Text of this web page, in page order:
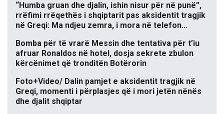
“Humba gruan dhe djalin, ishin nisur për në punë”,
rrëfimi rrëqethës i shqiptarit pas aksidentit tragjik
në Greqi: Ma ndjeu zemra, i mora në telefon…
Bomba për të vrarë Messin dhe tentativa për t’iu
afruar Ronaldos në hotel, dosja sekrete zbulon
kërcënimet që tronditën Botërorin
Foto+Video/ Dalin pamjet e aksidentit tragjik në
Greqi, momenti i përplasjes që i mori jetën nënës
dhe djalit shqiptar